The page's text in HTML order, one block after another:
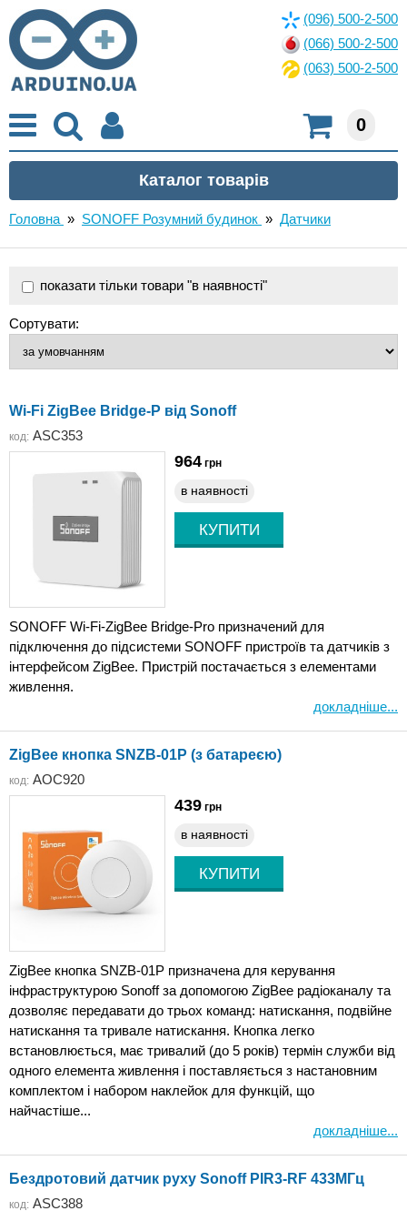
(096) 500-2-500
(066) 500-2-500
(063) 500-2-500
0
Головна » SONOFF Розумний будинок » Датчики
показати тільки товари "в наявності"
Сортувати:
Wi-Fi ZigBee Bridge-P від Sonoff
код: ASC353
964 грн
в наявності
SONOFF Wi-Fi-ZigBee Bridge-Pro призначений для
підключення до підсистеми SONOFF пристроїв та датчиків з
інтерфейсом ZigBee. Пристрій постачається з елементами
живлення.
докладніше...
ZigBee кнопка SNZB-01P (з батареєю)
код: AOC920
439 грн
в наявності
ZigBee кнопка SNZB-01P призначена для керування
інфраструктурою Sonoff за допомогою ZigBee радіоканалу та
дозволяє передавати до трьох команд: натискання, подвійне
натискання та тривале натискання. Кнопка легко
встановлюється, має тривалий (до 5 років) термін служби від
одного елемента живлення і поставляється з настановним
комплектом і набором наклейок для функцій, що
найчастіше...
докладніше...
Бездротовий датчик руху Sonoff PIR3-RF 433МГц
код: ASC388